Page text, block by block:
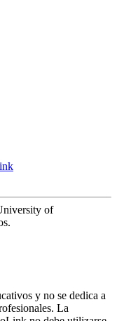
of
y no se dedica a
La